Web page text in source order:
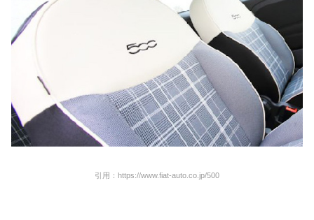
引用：https://www.fiat-auto.co.jp/500